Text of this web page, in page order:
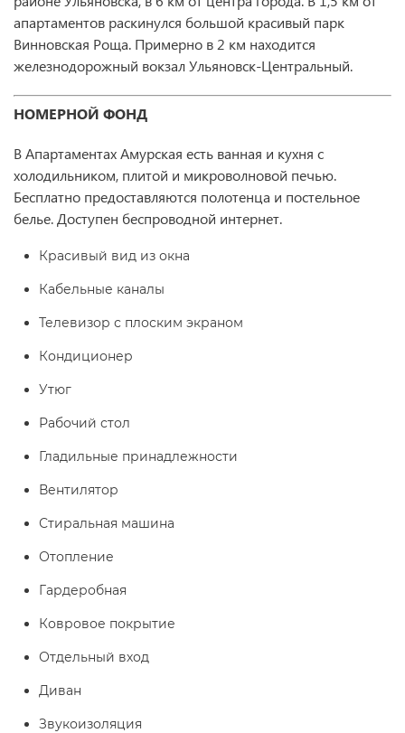
апартаментов раскинулся большой красивый парк
Винновская Роща. Примерно в 2 км находится
железнодорожный вокзал Ульяновск-Центральный.
НОМЕРНОЙ ФОНД
В Апартаментах Амурская есть ванная и кухня с
холодильником, плитой и микроволновой печью.
Бесплатно предоставляются полотенца и постельное
белье. Доступен беспроводной интернет.
Красивый вид из окна
Кабельные каналы
Телевизор с плоским экраном
Кондиционер
Утюг
Рабочий стол
Гладильные принадлежности
Вентилятор
Стиральная машина
Отопление
Гардеробная
Ковровое покрытие
Отдельный вход
Диван
Звукоизоляция